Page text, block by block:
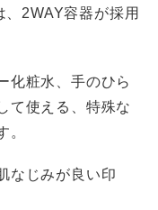
、2WAY容器が採用
化粧水、手のひら
て使える、特殊な
なじみが良い印